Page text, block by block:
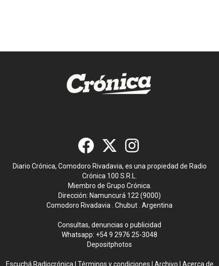
Diario Crónica, Comodoro Rivadavia, es una propiedad de Radio
Crónica 100 S.R.L.
Miembro de Grupo Crónica.
Dirección: Namuncurá 122 (9000)
Comodoro Rivadavia . Chubut . Argentina
Consultas, denuncias o publicidad
Whatsapp: +54 9 2976 25-3048
Depositphotos
Escuchá Radiocrónica Términos y condiciones Archivo Acerca de